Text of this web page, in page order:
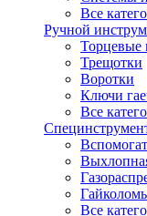
Все
Ручной
Торцевые
Трещотки
Воротки
Ключи
Все
Все